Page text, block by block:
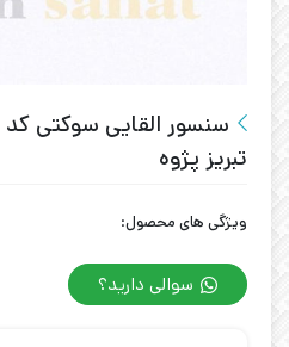
تبریز پژوه
ویژگی های محصول:
سوالی دارید؟